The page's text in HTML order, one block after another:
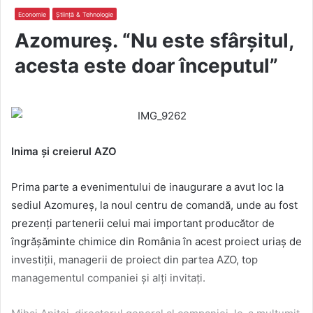
Economie Știință & Tehnologie
Azomureş. “Nu este sfârșitul,
acesta este doar începutul”
Inima și creierul AZO
Prima parte a evenimentului de inaugurare a avut loc la
sediul Azomureș, la noul centru de comandă, unde au fost
prezenți partenerii celui mai important producător de
îngrășăminte chimice din România în acest proiect uriaș de
investiții, managerii de proiect din partea AZO, top
managementul companiei și alți invitați.